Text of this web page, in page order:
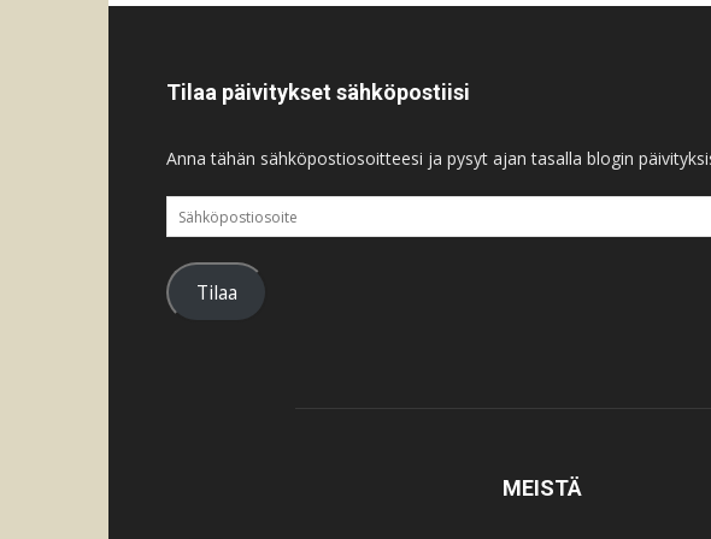
Tilaa päivitykset sähköpostiisi
Anna tähän sähköpostiosoitteesi ja pysyt ajan tasalla blogin
Sähköpostiosoite
Tilaa
MEISTÄ